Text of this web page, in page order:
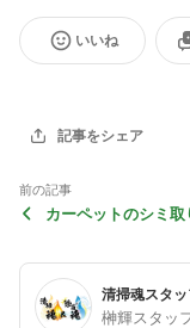
いいね
記事をシェア
前の記事
カーペットのシミ取
清掃魂スタ
榊輝スタッ